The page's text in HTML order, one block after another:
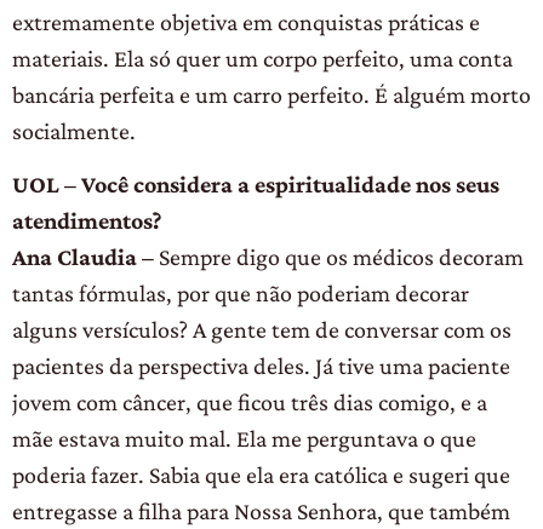
extremamente objetiva em conquistas práticas e
materiais. Ela só quer um corpo perfeito, uma conta
bancária perfeita e um carro perfeito. É alguém morto
socialmente.
UOL – Você considera a espiritualidade nos seus
atendimentos?
Ana Claudia – Sempre digo que os médicos decoram
tantas fórmulas, por que não poderiam decorar
alguns versículos? A gente tem de conversar com os
pacientes da perspectiva deles. Já tive uma paciente
jovem com câncer, que ficou três dias comigo, e a
mãe estava muito mal. Ela me perguntava o que
poderia fazer. Sabia que ela era católica e sugeri que
entregasse a filha para Nossa Senhora, que também